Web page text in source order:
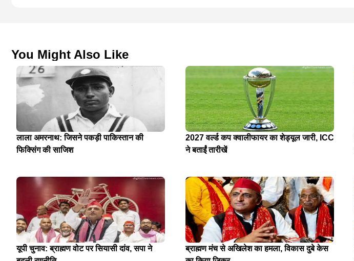
You Might Also Like
लाला अमरनाथ: जिसने पकड़ी पाकिस्तान की
फिक्सिंग की साजिश
2027 वर्ल्ड कप क्वालीफायर का शेड्यूल जारी, ICC
ने बताईं तारीखें
यूपी चुनाव: ब्राह्मण वोट पर सियासी दांव, सपा ने
ब्राह्मण मंच से अखिलेश का हमला, विकास दुबे केस